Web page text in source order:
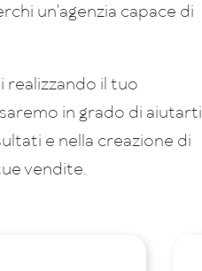
un'agenzia capace di
il tuo
in grado di aiutarti
e nella creazione di
vendite.